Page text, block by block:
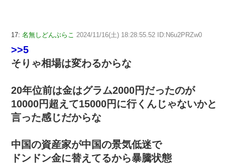
17: 名無しどんぶらこ 2024/11/16(土) 18:28:55.52 ID:N6u2PRZw0
>>5
そりゃ相場は変わるからな
20年位前は金はグラム2000円だったのが
10000円超えて15000円に行くんじゃないかと
言った感じだからな
中国の資産家が中国の景気低迷で
ドンドン金に替えてるから暴騰状態